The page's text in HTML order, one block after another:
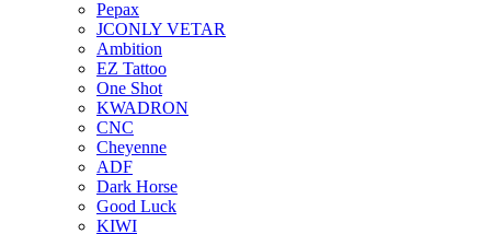
Pepax
JCONLY VETAR
Ambition
EZ Tattoo
One Shot
KWADRON
CNC
Cheyenne
ADF
Dark Horse
Good Luck
KIWI